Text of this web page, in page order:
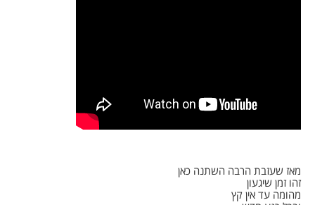
מאז שעזבת הרבה השתנה כאן
זהו זמן שיגעון
מהומה עד אין קץ